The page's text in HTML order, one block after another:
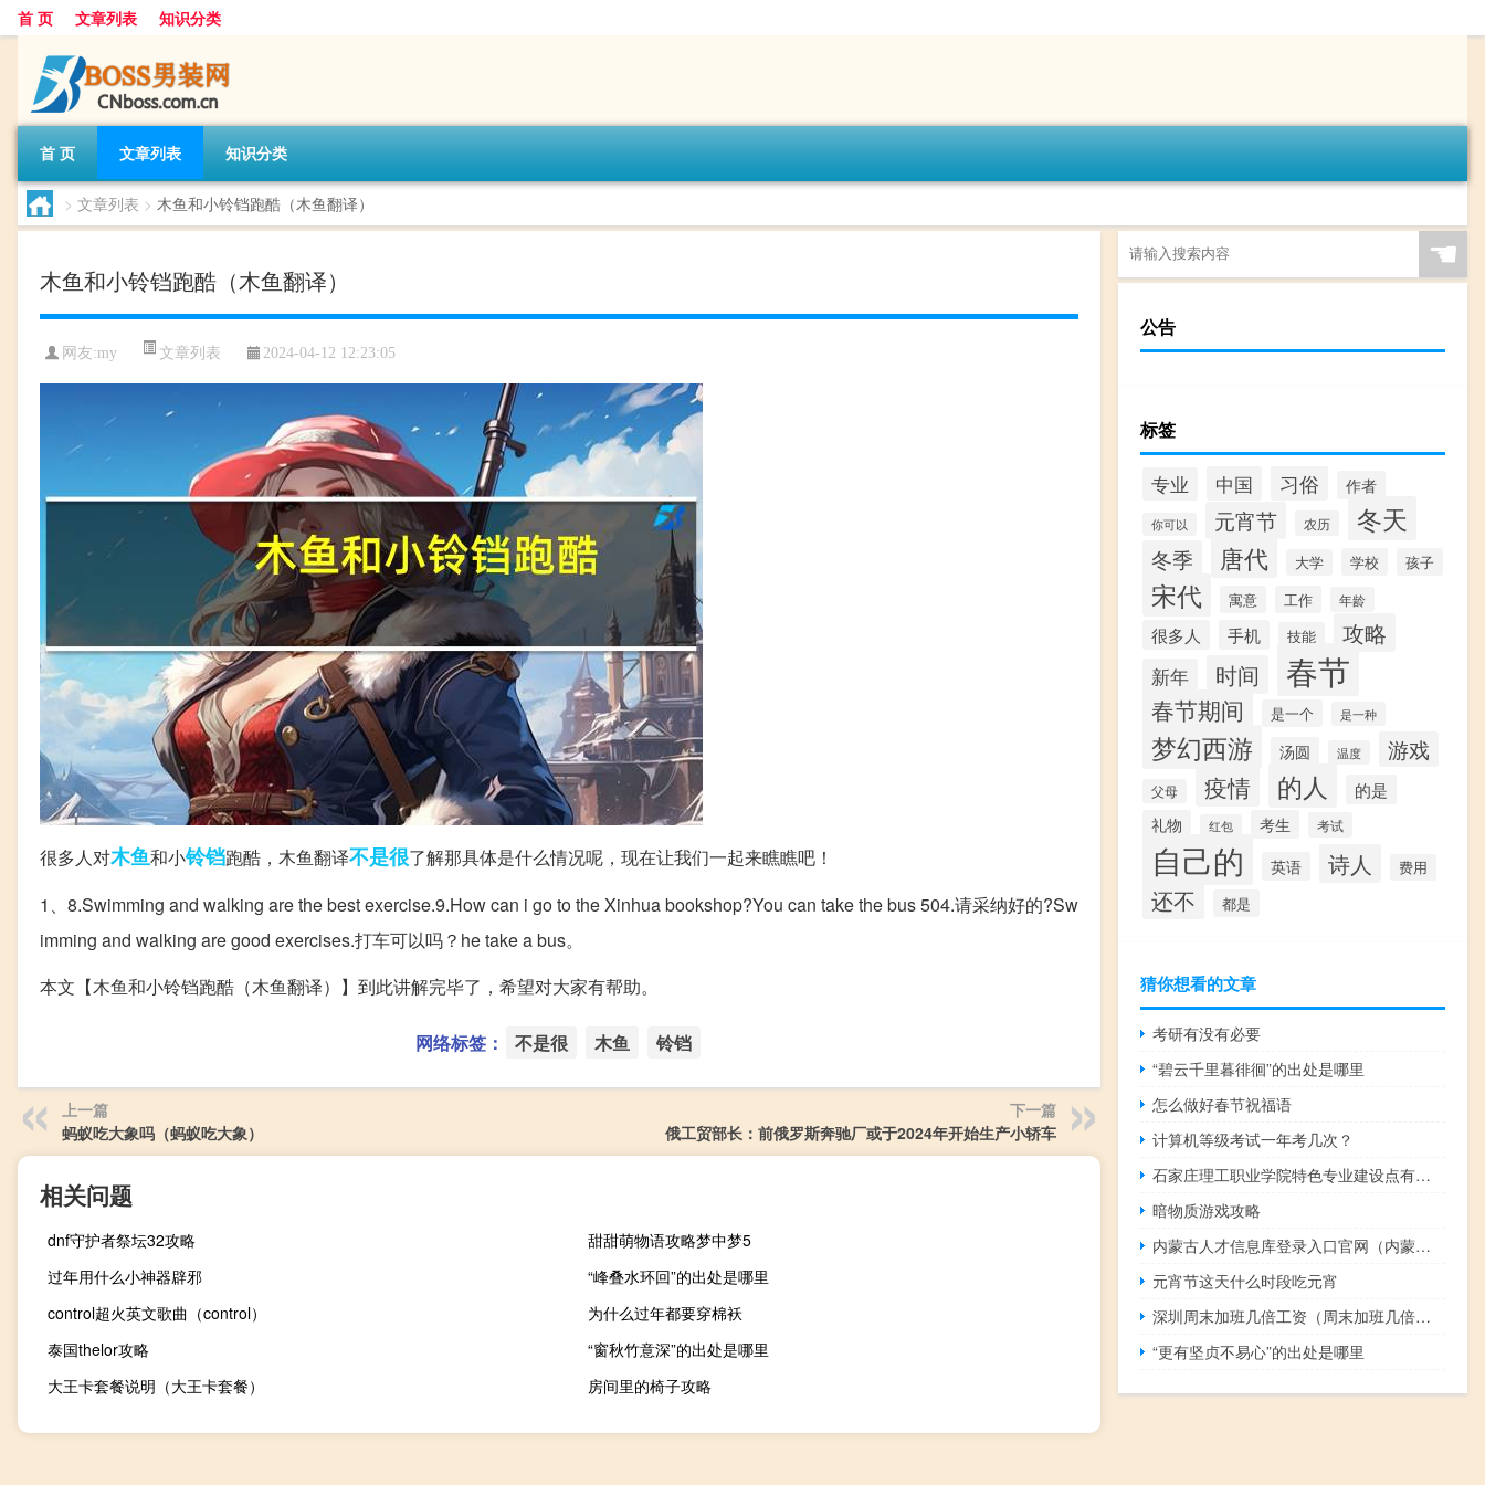
首 页 文章列表 知识分类
首 页 文章列表 知识分类
> 文章列表 > 木鱼和小铃铛跑酷（木鱼翻译）
木鱼和小铃铛跑酷（木鱼翻译）
网友:my 文章列表 2024-04-12 12:23:05
很多人对木鱼和小铃铛跑酷，木鱼翻译不是很了解那具体是什么情况呢，现在让我们一起来瞧瞧吧！
1、8.Swimming and walking are the best exercise.9.How can i go to the Xinhua bookshop?You can take the bus 504.请采纳好的?Sw
imming and walking are good exercises.打车可以吗？he take a bus。
本文【木鱼和小铃铛跑酷（木鱼翻译）】到此讲解完毕了，希望对大家有帮助。
网络标签： 不是很 木鱼 铃铛
上一篇
蚂蚁吃大象吗（蚂蚁吃大象）
下一篇
俄工贸部长：前俄罗斯奔驰厂或于2024年开始生产小轿车
相关问题
dnf守护者祭坛32攻略
甜甜萌物语攻略梦中梦5
过年用什么小神器辟邪
“峰叠水环回”的出处是哪里
control超火英文歌曲（control）
为什么过年都要穿棉袄
泰国thelor攻略
“窗秋竹意深”的出处是哪里
大王卡套餐说明（大王卡套餐）
房间里的椅子攻略
☚
公告
标签
专业 中国 习俗 作者
你可以 元宵节 农历 冬天
冬季 唐代 大学 学校 孩子
宋代 寓意 工作 年龄
很多人 手机 技能 攻略
新年 时间 春节
春节期间 是一个 是一种
梦幻西游 汤圆 温度 游戏
父母 疫情 的人 的是
礼物 红包 考生 考试
自己的 英语 诗人 费用
还不 都是
猜你想看的文章
考研有没有必要
“碧云千里暮徘徊”的出处是哪里
怎么做好春节祝福语
计算机等级考试一年考几次？
石家庄理工职业学院特色专业建设点有哪些
暗物质游戏攻略
内蒙古人才信息库登录入口官网（内蒙古人才信息库登录）
元宵节这天什么时段吃元宵
深圳周末加班几倍工资（周末加班几倍工资）
“更有坚贞不易心”的出处是哪里